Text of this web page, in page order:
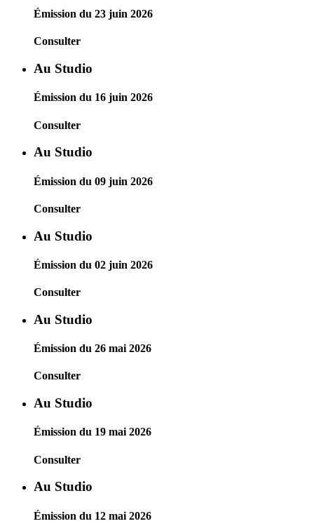
Émission du 23 juin 2026
Consulter
Au Studio
Émission du 16 juin 2026
Consulter
Au Studio
Émission du 09 juin 2026
Consulter
Au Studio
Émission du 02 juin 2026
Consulter
Au Studio
Émission du 26 mai 2026
Consulter
Au Studio
Émission du 19 mai 2026
Consulter
Au Studio
Émission du 12 mai 2026